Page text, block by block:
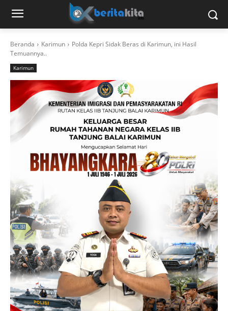
Beranda Karimun
Polda Kepri Sidak Beras di Karimun, ini Hasil
Temuannya..
Karimun